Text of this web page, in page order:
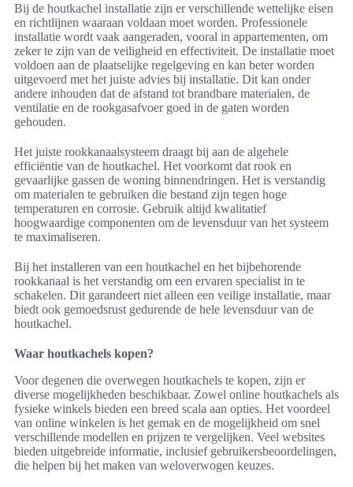
Bij de houtkachel installatie zijn er verschillende wettelijke eisen
en richtlijnen waaraan voldaan moet worden. Professionele
installatie wordt vaak aangeraden, vooral in appartementen, om
zeker te zijn van de veiligheid en effectiviteit. De installatie moet
voldoen aan de plaatselijke regelgeving en kan beter worden
uitgevoerd met het juiste advies bij installatie. Dit kan onder
andere inhouden dat de afstand tot brandbare materialen, de
ventilatie en de rookgasafvoer goed in de gaten worden
gehouden.
Het juiste rookkanaalsysteem draagt bij aan de algehele
efficiëntie van de houtkachel. Het voorkomt dat rook en
gevaarlijke gassen de woning binnendringen. Het is verstandig
om materialen te gebruiken die bestand zijn tegen hoge
temperaturen en corrosie. Gebruik altijd kwalitatief
hoogwaardige componenten om de levensduur van het systeem
te maximaliseren.
Bij het installeren van een houtkachel en het bijbehorende
rookkanaal is het verstandig om een ervaren specialist in te
schakelen. Dit garandeert niet alleen een veilige installatie, maar
biedt ook gemoedsrust gedurende de hele levensduur van de
houtkachel.
Waar houtkachels kopen?
Voor degenen die overwegen houtkachels te kopen, zijn er
diverse mogelijkheden beschikbaar. Zowel online houtkachels als
fysieke winkels bieden een breed scala aan opties. Het voordeel
van online winkelen is het gemak en de mogelijkheid om snel
verschillende modellen en prijzen te vergelijken. Veel websites
bieden uitgebreide informatie, inclusief gebruikersbeoordelingen,
die helpen bij het maken van weloverwogen keuzes.